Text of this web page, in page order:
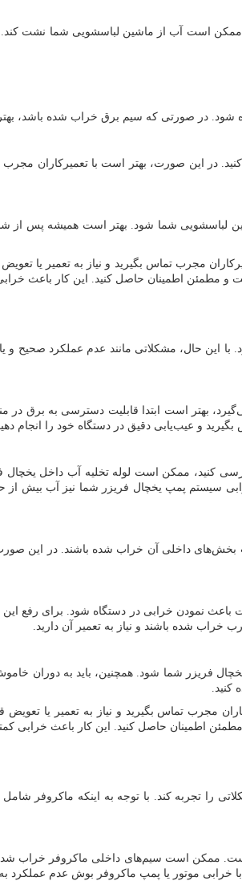
است آب از ماشین لباسشویی شما نشت
صورتی که سیم برق خراب شده باشد، بهتر
در این صورت، بهتر است با تعمیرکاران
لباسشویی شما شود. بهتر است همیشه پس از
مجرب تماس بگیرید و نیاز به تعمیر یا
مطمئن اطمینان حاصل کنید. این کار باعث
این حال، مشکلاتی مانند عدم عملکرد صحیح
بهتر است ابتدا قابلیت دسترسی به برق
و عیب‌یابی دقیق در دستگاه خود را انجام
کنید، ممکن است لوله تخلیه آب داخل یخچال
سیستم پمپ یخچال فریزر شما نیز آب بیش
داخلی آن خراب شده باشند. در این
نمودن خرابی در دستگاه شود. برای رفع
شده باشند و نیاز به تعمیر آن دارید.
فریزر شما شود. همچنین، باید به دوران
کنید.
مجرب تماس بگیرید و نیاز به تعمیر یا
اطمینان حاصل کنید. این کار باعث خرابی
را تجربه کند. با توجه به اینکه ماکروفر
ممکن است سیم‌های داخلی ماکروفر خراب شده
موتور یا پمپ ماکروفر بوش عدم عملکرد به